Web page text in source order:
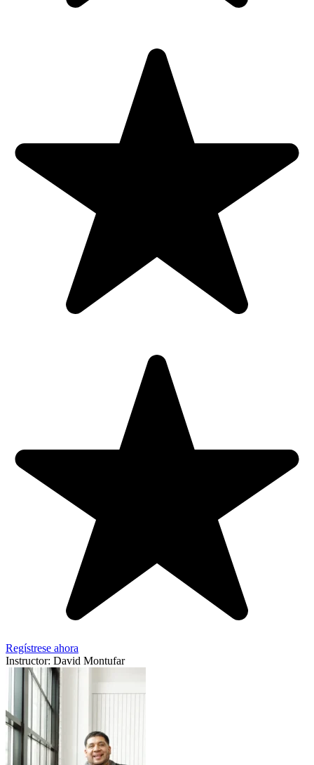
Regístrese ahora
Instructor: David Montufar